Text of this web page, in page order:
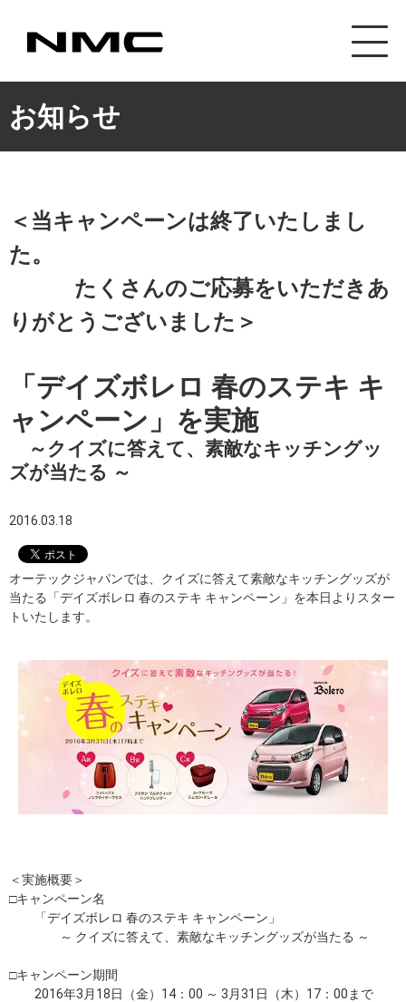
カスタマイズ事
お知らせ
＜当キャンペーンは終了いたしまし
た。
たくさんのご応募をいただきあ
りがとうございました＞
「デイズボレロ 春のステキ キ
ャンペーン」を実施
～クイズに答えて、素敵なキッチングッ
ズが当たる ～
2016.03.18
オーテックジャパンでは、クイズに答えて素敵なキッチングッズが
当たる「デイズボレロ 春のステキ キャンペーン」を本日よりスター
トいたします。
＜実施概要＞
□キャンペーン名
「デイズボレロ 春のステキ キャンペーン」
～ クイズに答えて、素敵なキッチングッズが当たる ～
□キャンペーン期間
2016年3月18日（金）14：00 ～ 3月31日（木）17：00まで